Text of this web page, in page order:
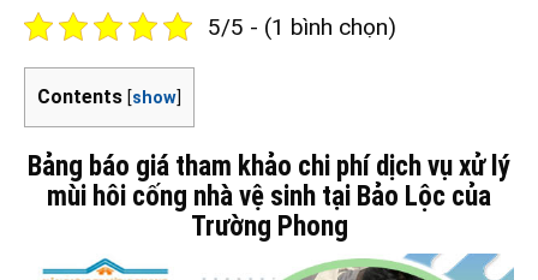
5/5 - (1 bình chọn)
Contents [show]
Bảng báo giá tham khảo chi phí dịch vụ xử lý
mùi hôi cống nhà vệ sinh tại Bảo Lộc của
Trường Phong